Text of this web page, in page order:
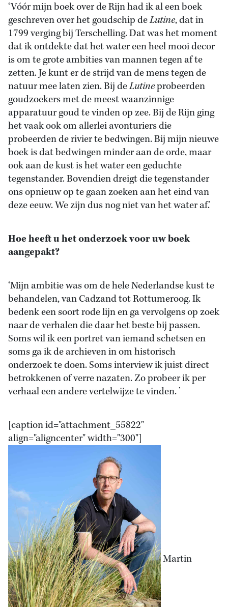
‘Vóór mijn boek over de Rijn had ik al een boek
geschreven over het goudschip deLutine, dat in
1799 verging bij Terschelling. Dat was het moment
dat ik ontdekte dat het water een heel mooi decor
is om te grote ambities van mannen tegen af te
zetten. Je kunt er de strijd van de mens tegen de
natuur mee laten zien. Bij deLutineprobeerden
goudzoekers met de meest waanzinnige
apparatuur goud te vinden op zee. Bij de Rijn ging
het vaak ook om allerlei avonturiers die
probeerden de rivier te bedwingen. Bij mijn nieuwe
boek is dat bedwingen minder aan de orde, maar
ook aan de kust is het water een geduchte
tegenstander. Bovendien dreigt die tegenstander
ons opnieuw op te gaan zoeken aan het eind van
deze eeuw. We zijn dus nog niet van het water af.’
Hoe heeft u het onderzoek voor uw boek
aangepakt?
‘Mijn ambitie was om de hele Nederlandse kust te
behandelen, van Cadzand tot Rottumeroog. Ik
bedenk een soort rode lijn en ga vervolgens op zoek
naar de verhalen die daar het beste bij passen.
Soms wil ik een portret van iemand schetsen en
soms ga ik de archieven in om historisch
onderzoek te doen. Soms interview ik juist direct
betrokkenen of verre nazaten. Zo probeer ik per
verhaal een andere vertelwijze te vinden. ’
[caption id="attachment_55822"
align="aligncenter" width="300"]
Martin